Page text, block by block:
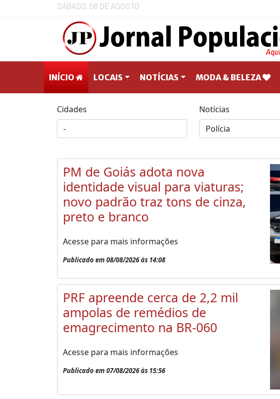
SÁBADO, 08 DE AGOSTO
INÍCIO LOCAIS NOTÍCIAS MODA & BELEZA
Cidades Notícias
PM de Goiás adota nova
identidade visual para viaturas;
novo padrão traz tons de cinza,
preto e branco
Acesse para mais informações
Publicado em 08/08/2026 às 14:08
PRF apreende cerca de 2,2 mil
ampolas de remédios de
emagrecimento na BR-060
Acesse para mais informações
Publicado em 07/08/2026 às 15:56